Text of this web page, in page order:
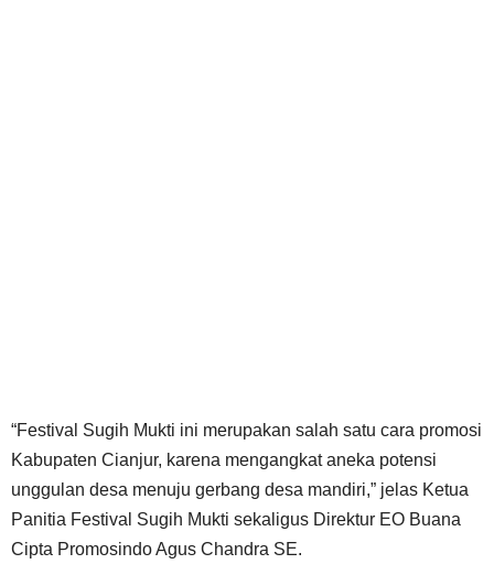
“Festival Sugih Mukti ini merupakan salah satu cara promosi
Kabupaten Cianjur, karena mengangkat aneka potensi
unggulan desa menuju gerbang desa mandiri,” jelas Ketua
Panitia Festival Sugih Mukti sekaligus Direktur EO Buana
Cipta Promosindo Agus Chandra SE.